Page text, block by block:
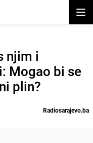
njim i
Mogao bi se
plin?
Radiosarajevo.ba